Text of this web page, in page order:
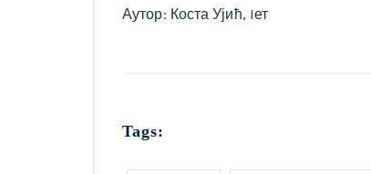
Аутор: Коста Ујић, Iет
Tags: